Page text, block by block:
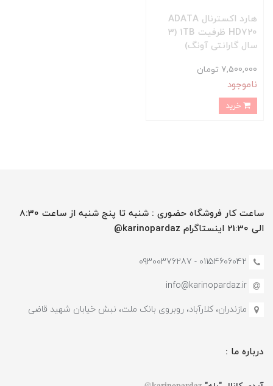
هارد اکسترنال ADATA
HD720 ظرفیت 1TB (3
سال گارانتی آونگ)
7,500,000 تومان
ناموجود
ساعت کار فروشگاه حضوری : شنبه تا پنج شنبه از ساعت 8:30
الی 21:30 اینستاگرام karinopardaz@
01154606042 - 09300376287
info@karinopardaz.ir
مازندران، کلارآباد، روبروی بانک ملت، نبش خیابان شهید قاضی
درباره ما :